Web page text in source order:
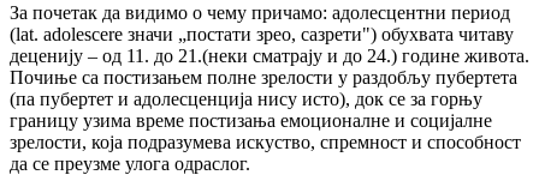
За почетак да видимо о чему причамо: адолесцентни период
(lat. adolescere значи „постати зрео, сазрети") обухвата читаву
деценију – од 11. до 21.(неки сматрају и до 24.) године живота.
Почиње са постизањем полне зрелости у раздобљу пубертета
(па пубертет и адолесценција нису исто), док се за горњу
границу узима време постизања емоционалне и социјалне
зрелости, која подразумева искуство, спремност и способност
да се преузме улога одраслог.